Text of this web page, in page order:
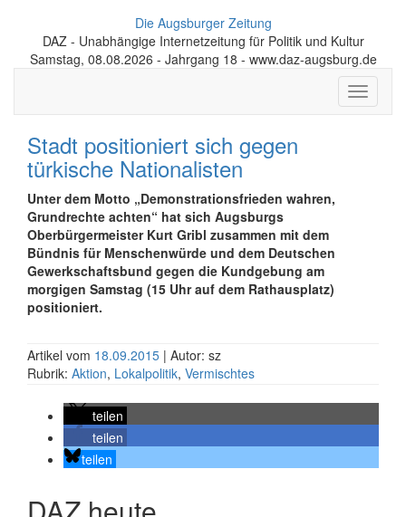
Die Augsburger Zeitung
DAZ - Unabhängige Internetzeitung für Politik und Kultur
Samstag, 08.08.2026 - Jahrgang 18 - www.daz-augsburg.de
Toggle
Stadt positioniert sich gegen
türkische Nationalisten
Unter dem Motto „Demonstrationsfrieden wahren,
Grundrechte achten“ hat sich Augsburgs
Oberbürgermeister Kurt Gribl zusammen mit dem
Bündnis für Menschenwürde und dem Deutschen
Gewerkschaftsbund gegen die Kundgebung am
morgigen Samstag (15 Uhr auf dem Rathausplatz)
positioniert.
Artikel vom 18.09.2015 | Autor: sz
Rubrik: Aktion, Lokalpolitik, Vermischtes
teilen
teilen
teilen